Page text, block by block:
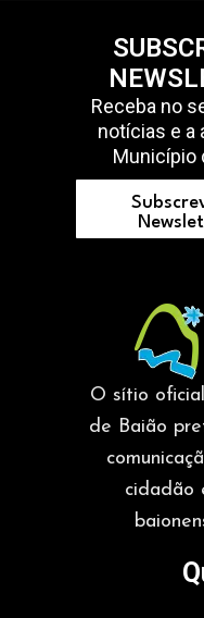
Receba no
notícias e a
Município
O sítio
de Baião
cidadão